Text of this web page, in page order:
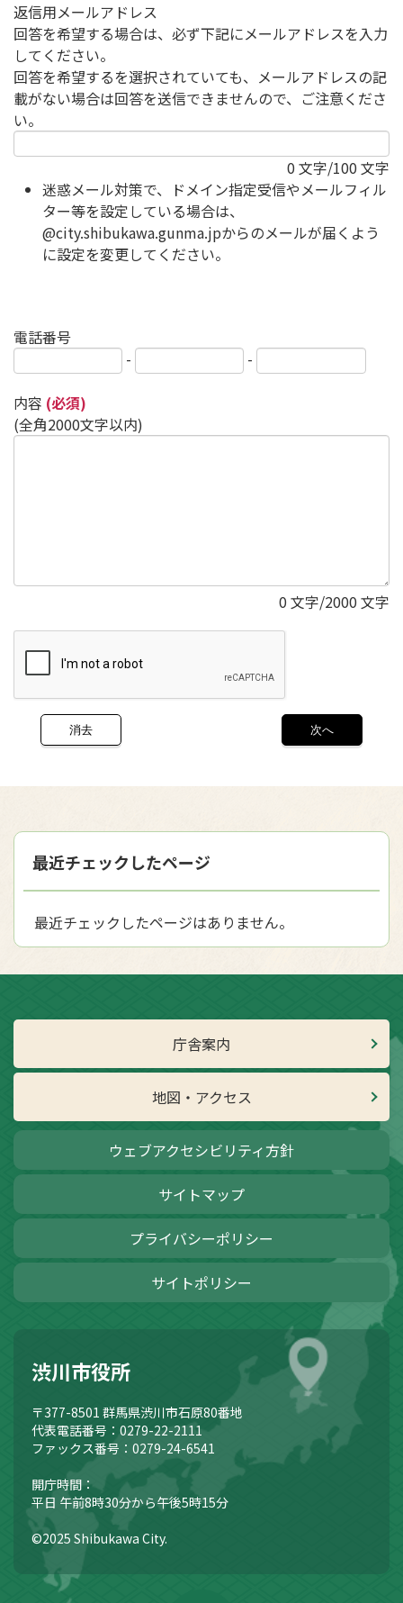
返信用メールアドレス
回答を希望する場合は、必ず下記にメールアドレスを入力
してください。
回答を希望するを選択されていても、メールアドレスの記
載がない場合は回答を送信できませんので、ご注意くださ
い。
0 文字/100 文字
迷惑メール対策で、ドメイン指定受信やメールフィル
ター等を設定している場合は、
@city.shibukawa.gunma.jpからのメールが届くよう
に設定を変更してください。
電話番号
-
-
内容 (必須)
(全角2000文字以内)
0 文字/2000 文字
最近チェックしたページ
最近チェックしたページはありません。
庁舎案内
地図・アクセス
ウェブアクセシビリティ方針
サイトマップ
プライバシーポリシー
サイトポリシー
渋川市役所
〒377-8501 群馬県渋川市石原80番地
代表電話番号：0279-22-2111
ファックス番号：0279-24-6541
開庁時間：
平日 午前8時30分から午後5時15分
©2025 Shibukawa City.